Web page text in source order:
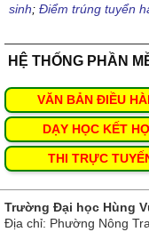
sinh; Điểm trúng tuyển
HỆ THỐNG PHẦN
VĂN BẢN ĐIỀU
DẠY HỌC KẾT
THI TRỰC
Trường Đại học Hùng
Địa chỉ: Phường Nông